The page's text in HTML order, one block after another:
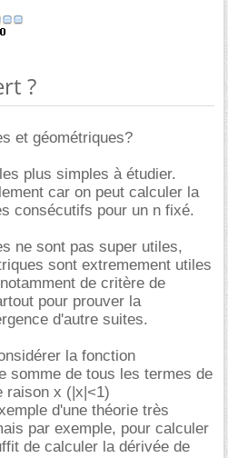
?
et géométriques?
plus simples à étudier.
car on peut calculer la
consécutifs pour un n fixé.
ne sont pas super utiles,
sont extremement utiles
de critère de
pour prouver la
d'autre suites.
la fonction
somme de tous les termes de
raison x (|x|<1)
d'une théorie très
par exemple, pour calculer
de calculer la dérivée de